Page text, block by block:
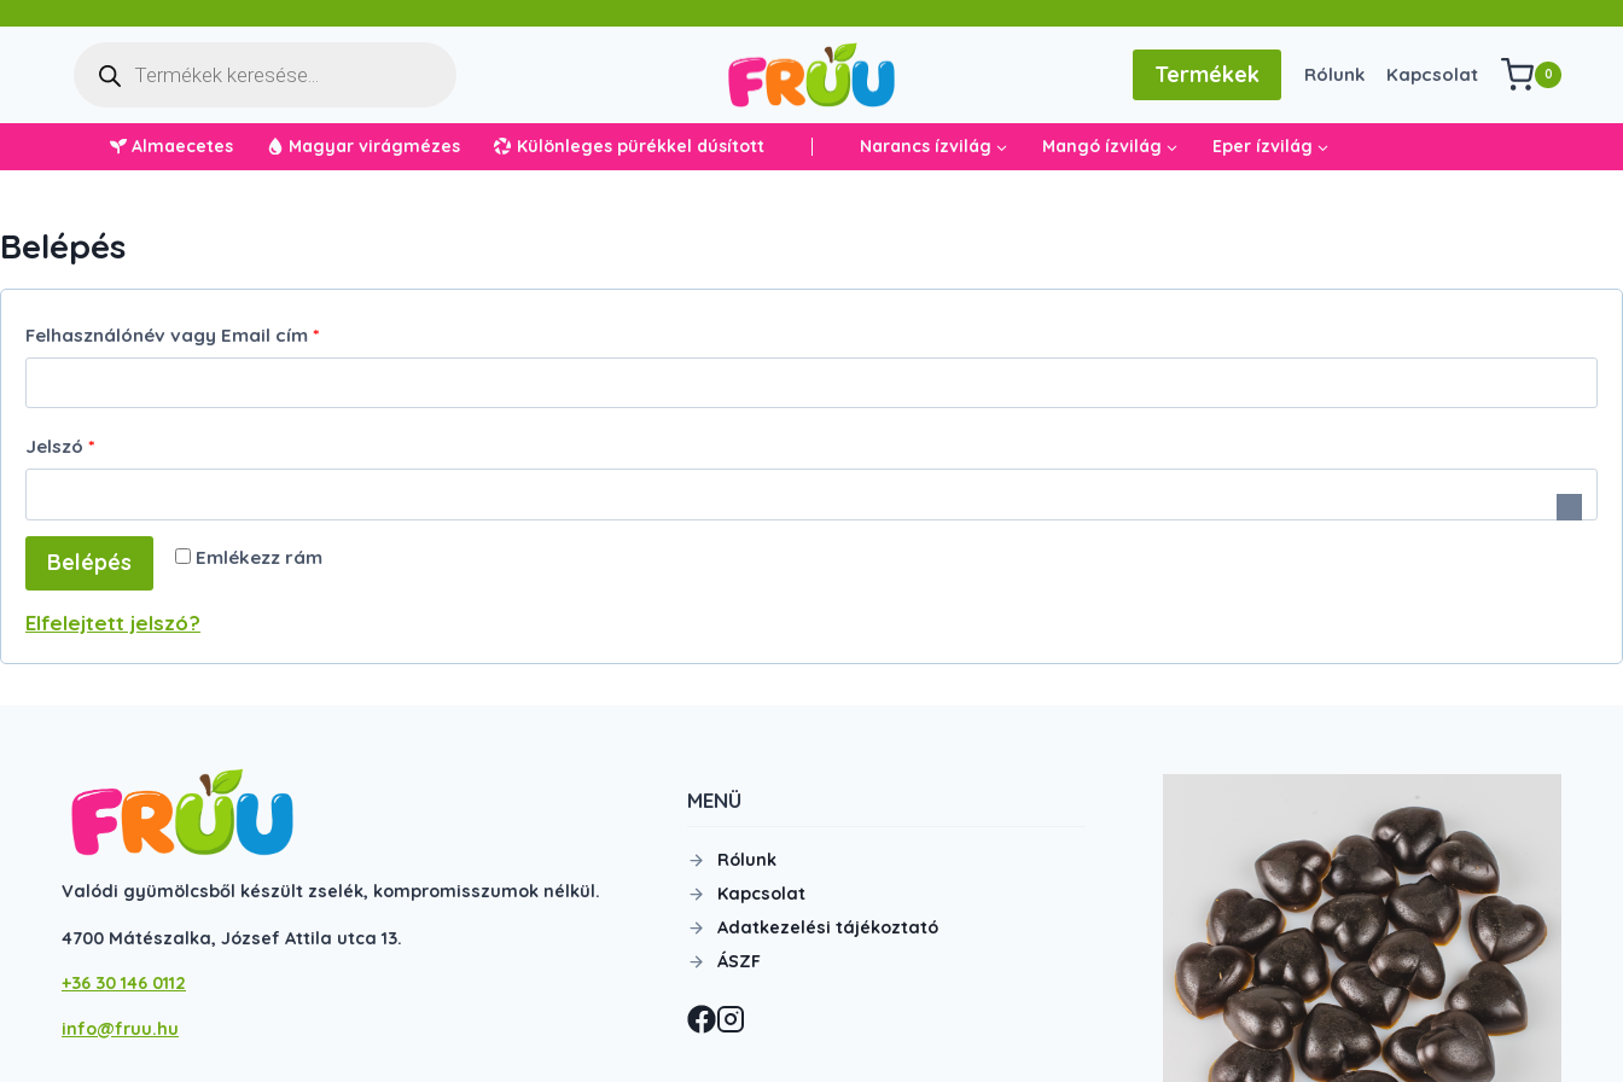
search
Termékek Rólunk Kapcsolat 0
Almaecetes Magyar virágmézes Különleges pürékkel dúsított Narancs ízvilág Mangó ízvilág Eper ízvilág
Belépés
Felhasználónév vagy Email cím *
e
e
Jelszó *
t
e
l
e
Emlékezz rám
Belépés
Elfelejtett jelszó?
Valódi gyümölcsből készült zselék, kompromisszumok nélkül.
4700 Mátészalka, József Attila utca 13.
+36 30 146 0112
info@fruu.hu
MENÜ
Rólunk
Kapcsolat
Adatkezelési tájékoztató
ÁSZF